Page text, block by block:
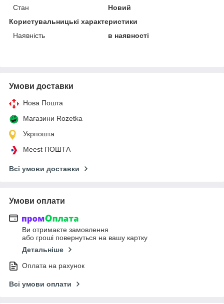
Стан
Новий
Користувальницькі характеристики
Наявність
в наявності
Умови доставки
Нова Пошта
Магазини Rozetka
Укрпошта
Meest ПОШТА
Всі умови доставки
Умови оплати
Ви отримаєте замовлення
або гроші повернуться на вашу картку
Детальніше
Оплата на рахунок
Всі умови оплати